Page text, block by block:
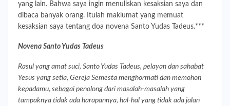
yang lain. Bahwa saya ingin menuliskan kesaksian saya dan
dibaca banyak orang. Itulah maklumat yang memuat
kesaksian saya tentang doa novena Santo Yudas Tadeus.***
Novena Santo Yudas Tadeus
Rasul yang amat suci, Santo Yudas Tadeus, pelayan dan sahabat
Yesus yang setia, Gereja Semesta menghormati dan memohon
kepadamu, sebagai penolong dari masalah-masalah yang
tampaknya tidak ada harapannya, hal-hal yang tidak ada jalan